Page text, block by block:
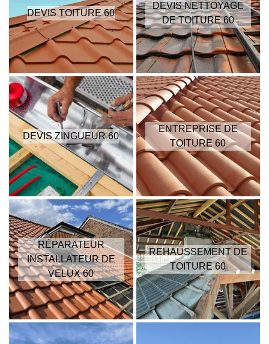
DEVIS TOITURE 60
DEVIS NETTOYAGE
DE TOITURE 60
DEVIS ZINGUEUR 60
ENTREPRISE DE
TOITURE 60
RÉPARATEUR
INSTALLATEUR DE
VELUX 60
REHAUSSEMENT DE
TOITURE 60